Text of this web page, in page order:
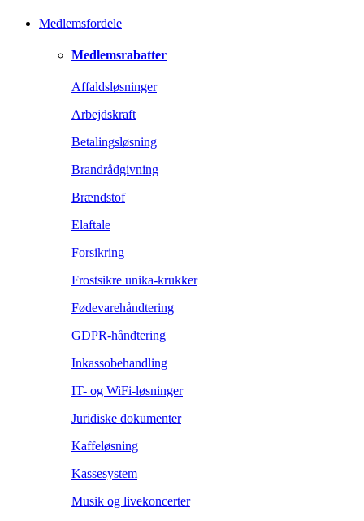
Medlemsfordele
Medlemsrabatter
Affaldsløsninger
Arbejdskraft
Betalingsløsning
Brandrådgivning
Brændstof
Elaftale
Forsikring
Frostsikre unika-krukker
Fødevarehåndtering
GDPR-håndtering
Inkassobehandling
IT- og WiFi-løsninger
Juridiske dokumenter
Kaffeløsning
Kassesystem
Musik og livekoncerter